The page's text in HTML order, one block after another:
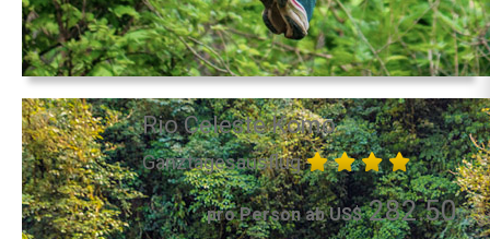
Rio Celeste Komo
Ganztagesausflug
pro Person ab US$282.50